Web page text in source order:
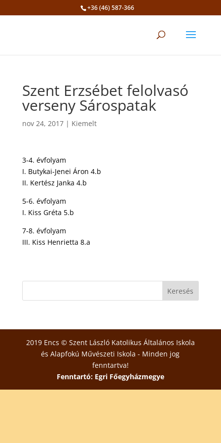
+36 (46) 587-366
Szent Erzsébet felolvasó
verseny Sárospatak
nov 24, 2017| Kiemelt
3-4. évfolyam
I. Butykai-Jenei Áron 4.b
II. Kertész Janka 4.b
5-6. évfolyam
I. Kiss Gréta 5.b
7-8. évfolyam
III. Kiss Henrietta 8.a
2019 Encs © Szent László Katolikus Általános Iskola
és Alapfokú Művészeti Iskola - Minden jog
fenntartva!
Fenntartó: Egri Főegyházmegye